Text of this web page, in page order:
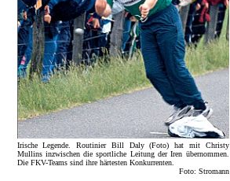
Irische Legende. Routinier Bill Daly (Foto) hat mit Christy
Mullins inzwischen die sportliche Leitung der Iren übernommen.
Die FKV-Teams sind ihre härtesten Konkurrenten.
Foto: Stromann